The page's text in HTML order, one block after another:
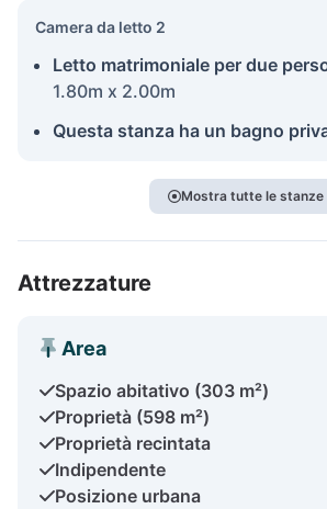
Camera da letto 2
Letto matrimoniale per due
1.80m x 2.00m
Questa stanza ha un bagno
Mostra tutte le stanze
Attrezzature
Area
Spazio abitativo (303 m²)
Proprietà (598 m²)
Proprietà recintata
Indipendente
Posizione urbana